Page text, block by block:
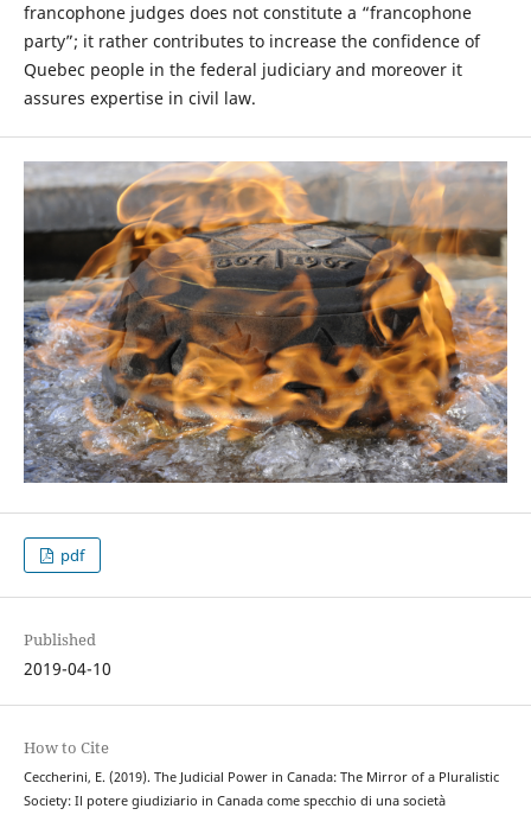
francophone judges does not constitute a “francophone
party”; it rather contributes to increase the confidence of
Quebec people in the federal judiciary and moreover it
assures expertise in civil law.
pdf
Published
2019-04-10
How to Cite
Ceccherini, E. (2019). The Judicial Power in Canada: The Mirror of a Pluralistic
Society: Il potere giudiziario in Canada come specchio di una società